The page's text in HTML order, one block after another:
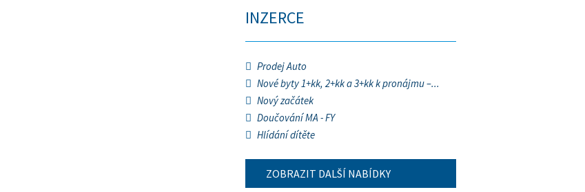
INZERCE
Prodej Auto
Nové byty 1+kk, 2+kk a 3+kk k pronájmu –...
Nový začátek
Doučování MA - FY
Hlídání dítěte
ZOBRAZIT DALŠÍ NABÍDKY